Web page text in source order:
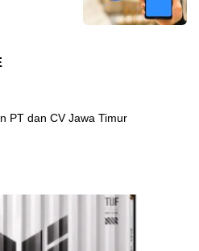
PT dan CV Jawa Timur